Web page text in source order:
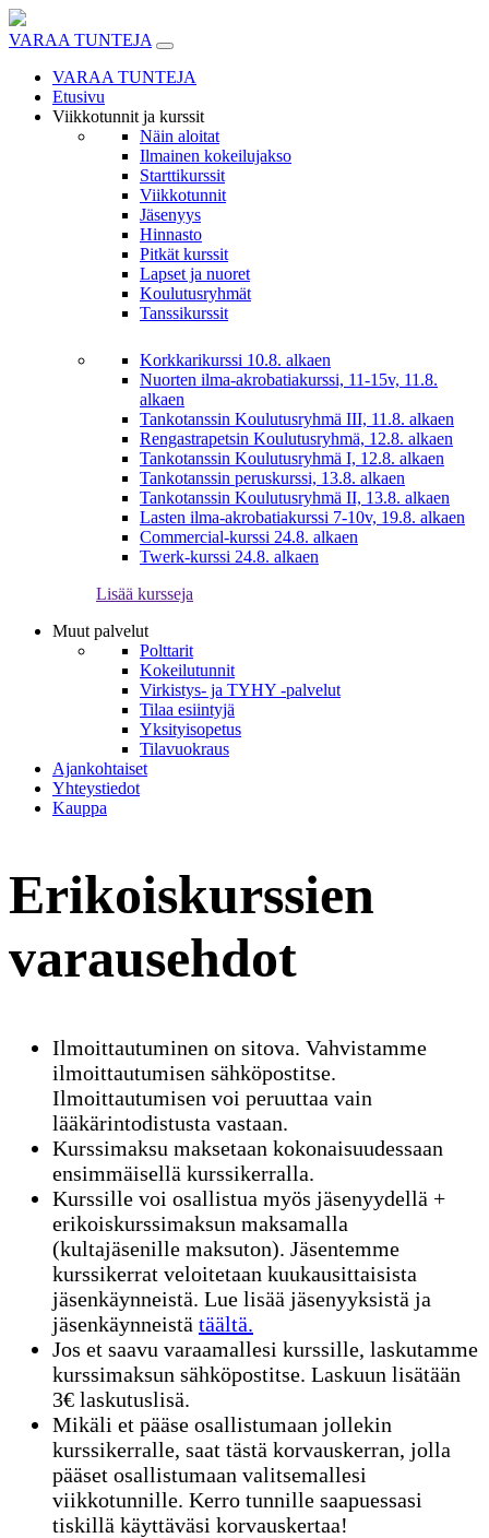
Skip
to
VARAA TUNTEJA
VARAA TUNTEJA
Etusivu
Viikkotunnit ja kurssit
Näin aloitat
Ilmainen kokeilujakso
Starttikurssit
Viikkotunnit
Jäsenyys
Hinnasto
Pitkät kurssit
Lapset ja nuoret
Koulutusryhmät
Tanssikurssit
Korkkarikurssi 10.8. alkaen
Nuorten ilma-akrobatiakurssi, 11-15v, 11.8.
alkaen
Tankotanssin Koulutusryhmä III, 11.8. alkaen
Rengastrapetsin Koulutusryhmä, 12.8. alkaen
Tankotanssin Koulutusryhmä I, 12.8. alkaen
Tankotanssin peruskurssi, 13.8. alkaen
Tankotanssin Koulutusryhmä II, 13.8. alkaen
Lasten ilma-akrobatiakurssi 7-10v, 19.8. alkaen
Commercial-kurssi 24.8. alkaen
Twerk-kurssi 24.8. alkaen
Lisää kursseja
Muut palvelut
Polttarit
Kokeilutunnit
Virkistys- ja TYHY -palvelut
Tilaa esiintyjä
Yksityisopetus
Tilavuokraus
Ajankohtaiset
Yhteystiedot
Kauppa
Erikoiskurssien
varausehdot
Ilmoittautuminen on sitova. Vahvistamme
ilmoittautumisen sähköpostitse.
Ilmoittautumisen voi peruuttaa vain
lääkärintodistusta vastaan.
Kurssimaksu maksetaan kokonaisuudessaan
ensimmäisellä kurssikerralla.
Kurssille voi osallistua myös jäsenyydellä +
erikoiskurssimaksun maksamalla
(kultajäsenille maksuton). Jäsentemme
kurssikerrat veloitetaan kuukausittaisista
jäsenkäynneistä. Lue lisää jäsenyyksistä ja
jäsenkäynneistä täältä.
Jos et saavu varaamallesi kurssille, laskutamme
kurssimaksun sähköpostitse. Laskuun lisätään
3€ laskutuslisä.
Mikäli et pääse osallistumaan jollekin
kurssikerralle, saat tästä korvauskerran, jolla
pääset osallistumaan valitsemallesi
viikkotunnille. Kerro tunnille saapuessasi
tiskillä käyttäväsi korvauskertaa!